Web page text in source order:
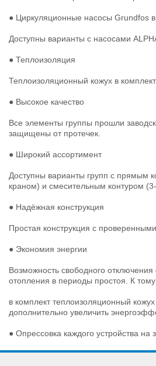
● Циркуляционные насосы Grundfos в
Доступны варианты с насосами
● Теплоизоляция
Теплоизоляционный кожух в
● Высокое качество
Все элементы группы прошли
защищены от протечек.
● Широкий ассортимент
Доступны варианты групп с прямым
краном) и смесительным контуром
● Надёжная конструкция
Простая конструкция с
● Экономия энергии
Возможность свободного
отопления в периоды простоя. К
в комплект теплоизоляционный
дополнительно увеличить
● Опрессовка каждого устройства на